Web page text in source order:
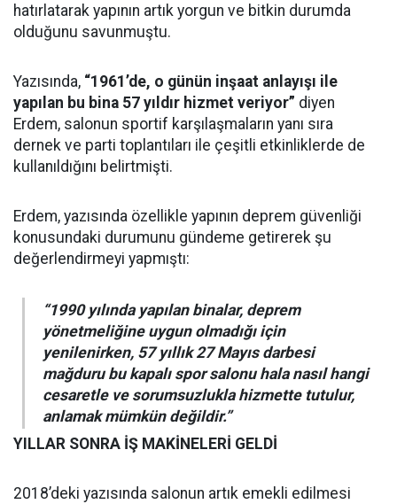
hatırlatarak yapının artık yorgun ve bitkin durumda
olduğunu savunmuştu.
Yazısında, “1961’de, o günün inşaat anlayışı ile
yapılan bu bina 57 yıldır hizmet veriyor” diyen
Erdem, salonun sportif karşılaşmaların yanı sıra
dernek ve parti toplantıları ile çeşitli etkinliklerde de
kullanıldığını belirtmişti.
Erdem, yazısında özellikle yapının deprem güvenliği
konusundaki durumunu gündeme getirerek şu
değerlendirmeyi yapmıştı:
“1990 yılında yapılan binalar, deprem
yönetmeliğine uygun olmadığı için
yenilenirken, 57 yıllık 27 Mayıs darbesi
mağduru bu kapalı spor salonu hala nasıl hangi
cesaretle ve sorumsuzlukla hizmette tutulur,
anlamak mümkün değildir.”
YILLAR SONRA İŞ MAKİNELERİ GELDİ
2018’deki yazısında salonun artık emekli edilmesi